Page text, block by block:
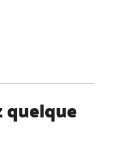
quelque